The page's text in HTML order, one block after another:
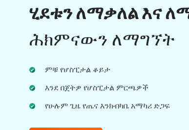
ሂደቱን ለማቃለል እና
ሕክምናውን ለማግኘት
ምቹ የሆስፒታል ቆይታ
እንደ በጀትዎ የሆስፒታል ምርጫዎች
የሁሉም ጊዜ የጤና እንክብካቤ አማካሪ ድጋፍ
የድህረ ህክምናክትትል
የሚደረግበት እንክብካቤ
በሕክምና ፍላጎቶችዎ ላይ መደበኛ ዝመናዎች።